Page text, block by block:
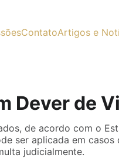
ContatoArtigos e
Dever de
de acordo com o
ser aplicada em casos
judicialmente.